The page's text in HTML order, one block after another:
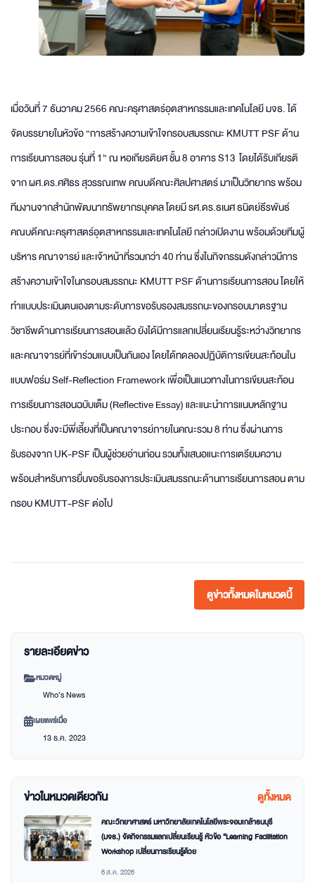
เมื่อวันที่ 7 ธันวาคม 2566 คณะครุศาสตร์อุตสาหกรรมและเทคโนโลยี มจธ. ได้
จัดบรรยายในหัวข้อ “การสร้างความเข้าใจกรอบสมรรถนะ KMUTT PSF ด้าน
การเรียนการสอน รุ่นที่ 1” ณ หอเกียรติยศ ชั้น 8 อาคาร S13 โดยได้รับเกียรติ
จาก ผศ.ดร.ศศิธร สุวรรณเทพ คณบดีคณะศิลปศาสตร์ มาเป็นวิทยากร พร้อม
ทีมงานจากสำนักพัฒนาทรัพยากรบุคคล โดยมี รศ.ดร.ธเนศ ธนิตย์ธีรพันธ์
คณบดีคณะครุศาสตร์อุตสาหกรรมและเทคโนโลยี กล่าวเปิดงาน พร้อมด้วยทีมผู้
บริหาร คณาจารย์ และเจ้าหน้าที่รวมกว่า 40 ท่าน ซึ่งในกิจกรรมดังกล่าวมีการ
สร้างความเข้าใจในกรอบสมรรถนะ KMUTT PSF ด้านการเรียนการสอน โดยให้
ทำแบบประเมินตนเองตามระดับการขอรับรองสมรรถนะของกรอบมาตรฐาน
วิชาชีพด้านการเรียนการสอนแล้ว ยังได้มีการแลกเปลี่ยนเรียนรู้ระหว่างวิทยากร
และคณาจารย์ที่เข้าร่วมแบบเป็นกันเอง โดยได้ทดลองปฏิบัติการเขียนสะท้อนใน
แบบฟอร์ม Self-Reflection Framework เพื่อเป็นแนวทางในการเขียนสะท้อน
การเรียนการสอนฉบับเต็ม (Reflective Essay) และแนะนำการแนบหลักฐาน
ประกอบ ซึ่งจะมีพี่เลี้ยงที่เป็นคณาจารย์ภายในคณะรวม 8 ท่าน ซึ่งผ่านการ
รับรองจาก UK-PSF เป็นผู้ช่วยอ่านก่อน รวมทั้งเสนอแนะการเตรียมความ
พร้อมสำหรับการยื่นขอรับรองการประเมินสมรรถนะด้านการเรียนการสอน ตาม
กรอบ KMUTT-PSF ต่อไป
ดูข่าวทั้งหมดในหมวดนี้
รายละเอียดข่าว
หมวดหมู่
Who’s News
เผยแพร่เมื่อ
13 ธ.ค. 2023
ข่าวในหมวดเดียวกัน ดูทั้งหมด
คณะวิทยาศาสตร์ มหาวิทยาลัยเทคโนโลยีพระจอมเกล้าธนบุรี
(มจธ.) จัดกิจกรรมแลกเปลี่ยนเรียนรู้ หัวข้อ “Learning Facilitation
Workshop เปลี่ยนการเรียนรู้ด้วย
6 ส.ค. 2026